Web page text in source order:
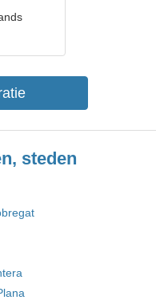
steden